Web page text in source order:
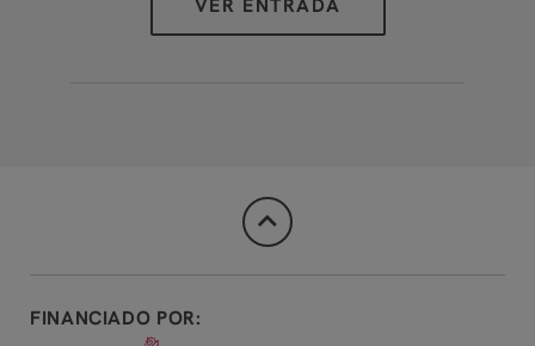
FINANCIADO POR: